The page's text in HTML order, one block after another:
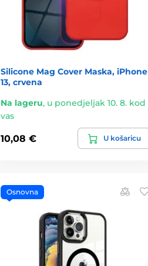
Silicone Mag Cover Maska, iPhone
13, crvena
Na lageru, u ponedjeljak 10. 8. kod
vas
10,08 € U košaricu
Osnovna